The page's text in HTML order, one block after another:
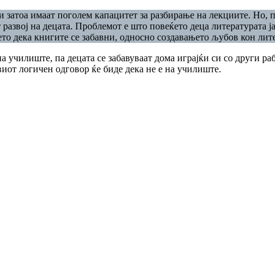
имаат поголем капацитет за разбирање на лекциите. Но,
на децата. Проблемот е што повеќето деца литературата
дека книгите се забавни, односно создавањето љубов кон
училиште, па децата се забавуваат дома играјќи си со други
логичен одговор ќе биде дека не е на училиште.